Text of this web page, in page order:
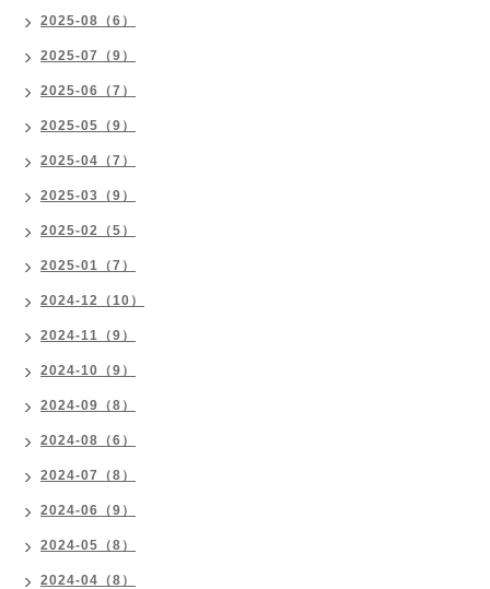
2025-08（6）
2025-07（9）
2025-06（7）
2025-05（9）
2025-04（7）
2025-03（9）
2025-02（5）
2025-01（7）
2024-12（10）
2024-11（9）
2024-10（9）
2024-09（8）
2024-08（6）
2024-07（8）
2024-06（9）
2024-05（8）
2024-04（8）